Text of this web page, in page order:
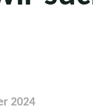
2024